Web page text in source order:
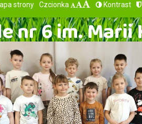
strony Czcionka Kontrast
nr 6 im.